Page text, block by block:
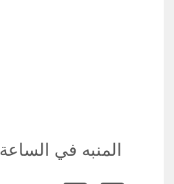
المنبه في الساعة 1:55 مساء